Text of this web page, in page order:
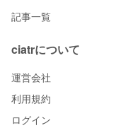
記事一覧
ciatrについて
運営会社
利用規約
ログイン